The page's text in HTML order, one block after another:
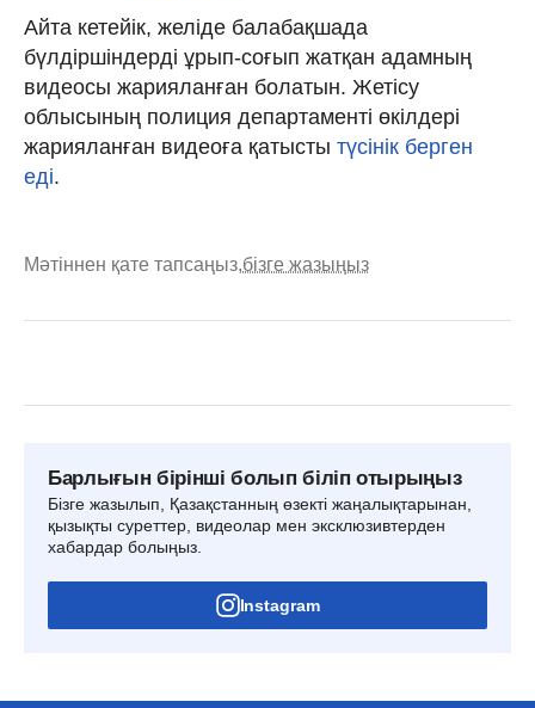
Айта кетейік, желіде балабақшада
бүлдіршіндерді ұрып-соғып жатқан адамның
видеосы жарияланған болатын. Жетісу
облысының полиция департаменті өкілдері
жарияланған видеоға қатысты түсінік берген
еді.
Мәтіннен қате тапсаңыз,бізге жазыңыз
Барлығын бірінші болып біліп отырыңыз
Бізге жазылып, Қазақстанның өзекті жаңалықтарынан,
қызықты суреттер, видеолар мен эксклюзивтерден
хабардар болыңыз.
Instagram